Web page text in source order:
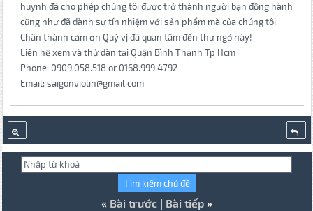
huynh đã cho phép chúng tôi được trở thành người bạn đồng hành
cũng như đã dành sự tín nhiệm với sản phẩm mà của chúng tôi.
Chân thành cảm ơn Quý vị đã quan tâm đến thư ngỏ này!
Liên hệ xem và thử đàn tại Quận Bình Thạnh Tp Hcm
Phone: 0909.058.518 or 0168.999.4792
Email: saigonviolin@gmail.com
« Bài trước| Bài tiếp»